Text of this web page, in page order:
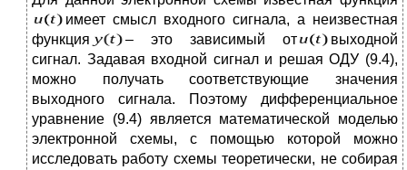
имеет смысл входного сигнала, а неизвестная
функция
– это зависимый от
выходной
сигнал. Задавая входной сигнал и решая ОДУ (9.4),
можно получать соответствующие значения
выходного сигнала. Поэтому дифференциальное
уравнение (9.4) является математической моделью
электронной схемы, с помощью которой можно
исследовать работу схемы теоретически, не собирая